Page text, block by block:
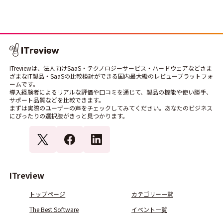
ITreviewは、法人向けSaaS・テクノロジーサービス・ハードウェアなどさま
ざまなIT製品・SaaSの比較検討ができる国内最大級のレビュープラットフォ
ームです。
導入経験者によるリアルな評価や口コミを通じて、製品の機能や使い勝手、
サポート品質などを比較できます。
まずは実際のユーザーの声をチェックしてみてください。あなたのビジネス
にぴったりの選択肢がきっと見つかります。
ITreview
トップページ
カテゴリー一覧
The Best Software
イベント一覧